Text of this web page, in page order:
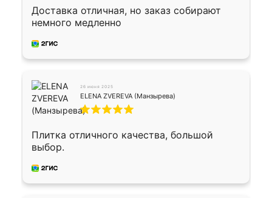
Доставка отличная, но заказ собирают
немного медленно
26 июня 2025
ELENA ZVEREVA (Манзырева)
Плитка отличного качества, большой
выбор.